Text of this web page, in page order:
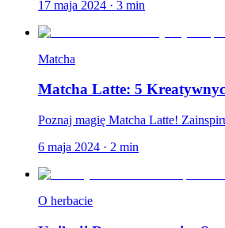
17 maja 2024 · 3 min
Matcha
Matcha Latte: 5
Poznaj magię Matcha Latte!
6 maja 2024 · 2 min
O herbacie